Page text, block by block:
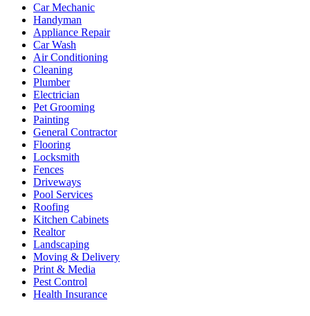
Car Mechanic
Handyman
Appliance Repair
Car Wash
Air Conditioning
Cleaning
Plumber
Electrician
Pet Grooming
Painting
General Contractor
Flooring
Locksmith
Fences
Driveways
Pool Services
Roofing
Kitchen Cabinets
Realtor
Landscaping
Moving & Delivery
Print & Media
Pest Control
Health Insurance